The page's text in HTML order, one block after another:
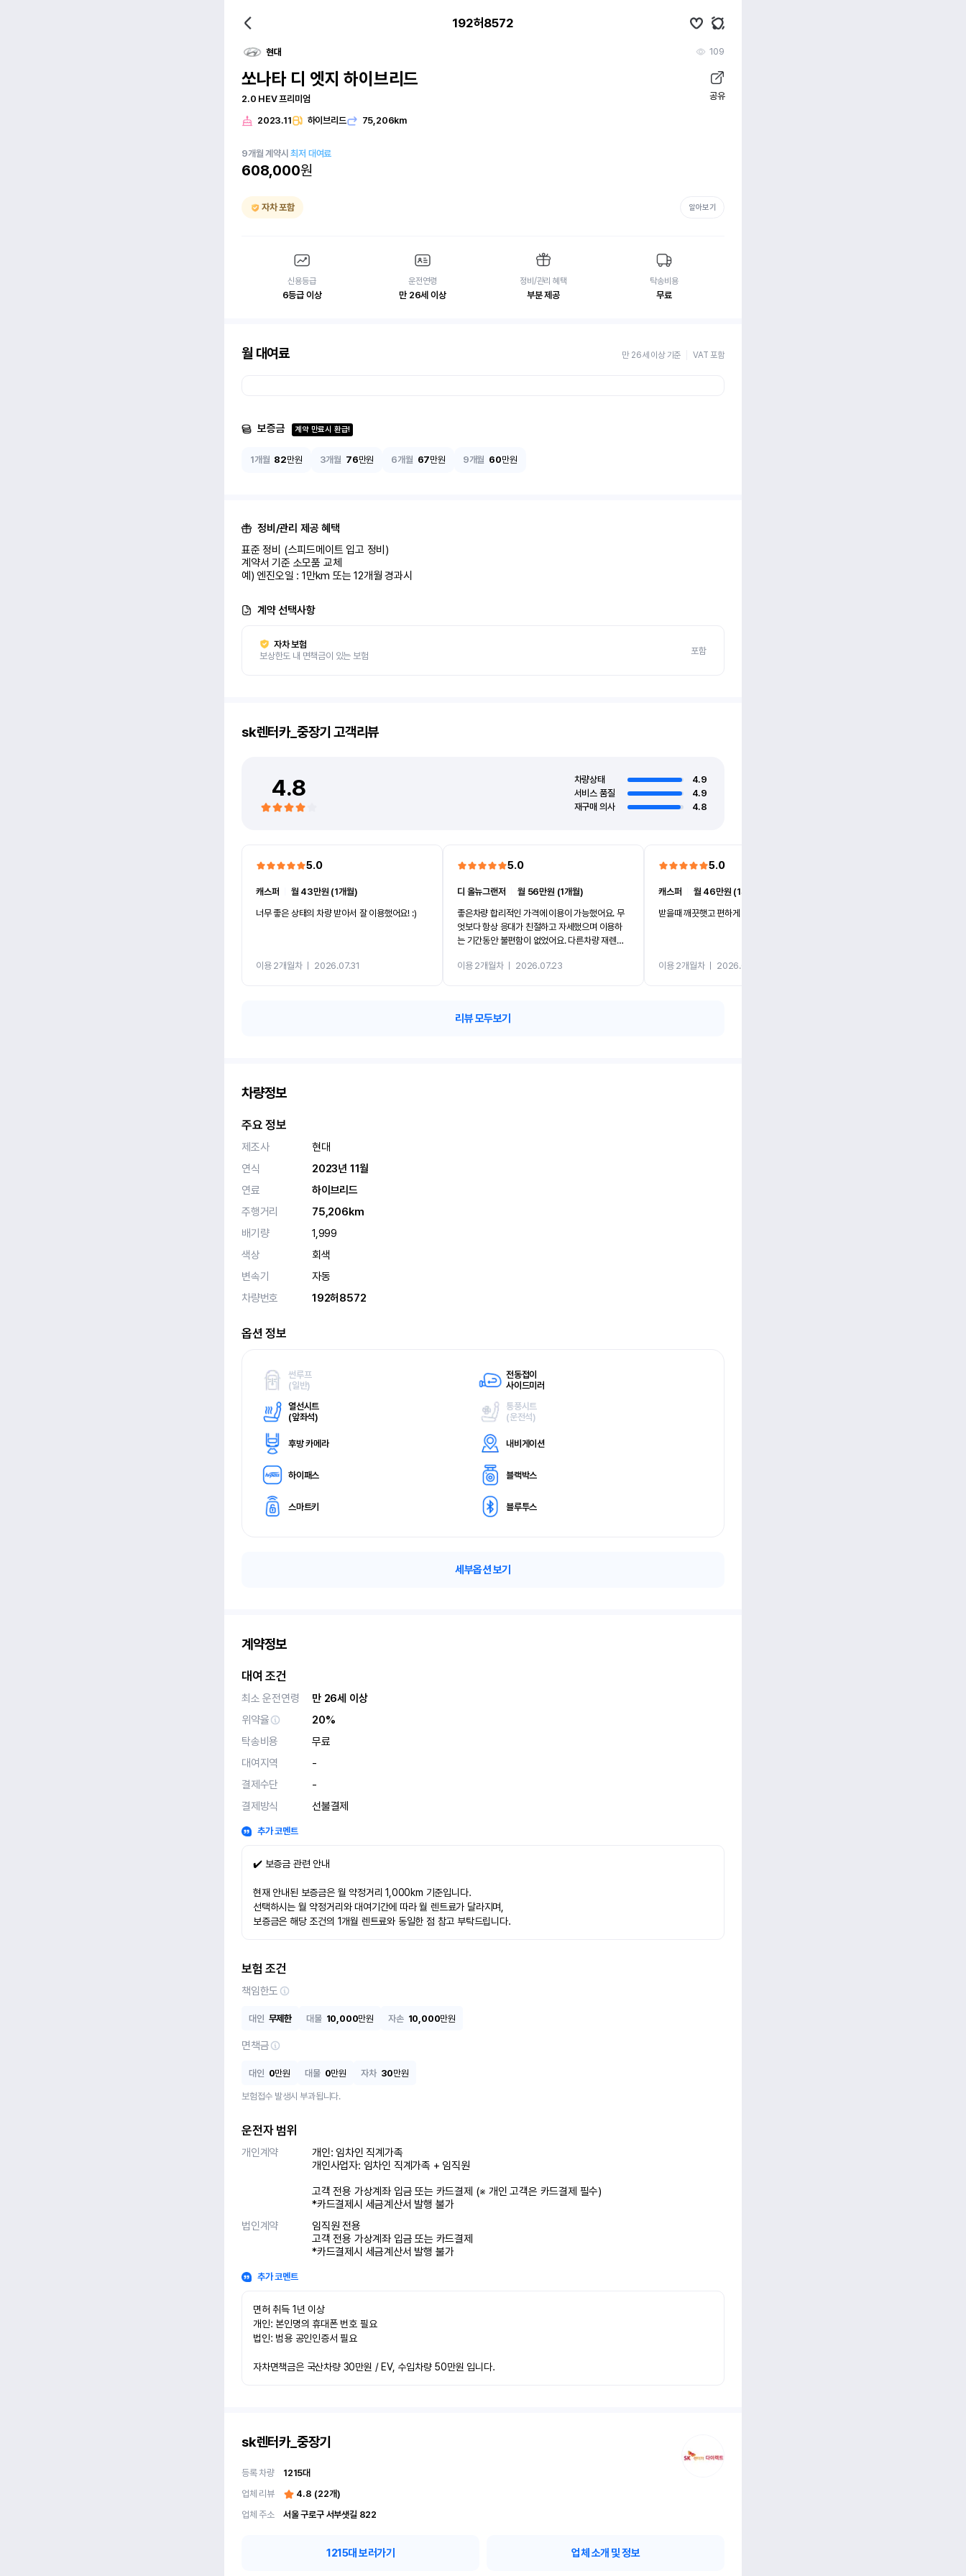
192허8572
현대 109
쏘나타 디 엣지 하이브리드
2.0 HEV 프리미엄 공유
2023.11 하이브리드 75,206km
9개월 계약시최저 대여료
608,000원
자차 포함 알아보기
신용등급
6등급 이상
운전연령
만 26세 이상
정비/관리 혜택
부분 제공
탁송비용
무료
월 대여료 만 26세 이상 기준 VAT 포함
보증금 계약 만료시 환급!
1개월 82만원 3개월 76만원 6개월 67만원 9개월 60만원
정비/관리 제공 혜택
표준 정비 (스피드메이트 입고 정비)
계약서 기준 소모품 교체
예) 엔진오일 : 1만km 또는 12개월 경과시
계약 선택사항
자차 보험
보상한도 내 면책금이 있는 보험
포함
sk렌터카_중장기 고객리뷰
4.8 차량상태
4.9
서비스 품질
4.9
재구매 의사
4.8
5.0
캐스퍼
월 43만원 (1개월)
너무 좋은 상태의 차량 받아서 잘 이용했어요! :)
이용 2개월차ㅣ 2026.07.31
5.0
디 올뉴그랜저 ㅣ월 56만원 (1개월)
좋은차량 합리적인 가격에 이용이 가능했어요. 무
엇보다 항상 응대가 친절하고 자세했으며 이용하
는 기간동안 불편함이 없었어요. 다른차량 재렌트
카 렌트 고민없이 강추합니다!!
이용 2개월차ㅣ 2026.07.23
5.0
캐스퍼
월 46만원 (1개월)
받을때 깨끗햇고 편하게 잘이용했습니다!
이용 2개월차ㅣ 2026.07.08
리뷰 모두보기
차량정보
주요 정보
제조사
현대
연식
2023년 11월
연료
하이브리드
주행거리
75,206km
배기량
1,999
색상
회색
변속기
자동
차량번호
192허8572
옵션 정보
썬루프
(일반)
전동접이
사이드미러
열선시트
(앞좌석)
통풍시트
(운전석)
후방 카메라 내비게이션
하이패스 블랙박스
스마트키 블루투스
세부옵션 보기
계약정보
대여 조건
최소 운전연령
만 26세 이상
위약율
20%
탁송비용
무료
대여지역
-
결제수단
-
결제방식
선불결제
추가 코멘트
✔️ 보증금 관련 안내
현재 안내된 보증금은 월 약정거리 1,000km 기준입니다.
선택하시는 월 약정거리와 대여기간에 따라 월 렌트료가 달라지며,
보증금은 해당 조건의 1개월 렌트료와 동일한 점 참고 부탁드립니다.
보험 조건
책임한도
대인 무제한 대물 10,000만원 자손 10,000만원
면책금
대인 0만원 대물 0만원 자차 30만원
보험접수 발생시 부과됩니다.
운전자 범위
개인계약
개인: 임차인 직계가족
개인사업자: 임차인 직계가족 + 임직원
고객 전용 가상계좌 입금 또는 카드결제 (※ 개인 고객은 카드결제 필수)
*카드결제시 세금계산서 발행 불가
법인계약
임직원 전용
고객 전용 가상계좌 입금 또는 카드결제
*카드결제시 세금계산서 발행 불가
추가 코멘트
면허 취득 1년 이상
개인: 본인명의 휴대폰 번호 필요
법인: 범용 공인인증서 필요
자차면책금은 국산차량 30만원 / EV, 수입차량 50만원 입니다.
sk렌터카_중장기
등록 차량 1215대
업체 리뷰
4.8 (22개)
업체 주소
서울 구로구 서부샛길 822
1215대 보러가기 업체 소개 및 정보